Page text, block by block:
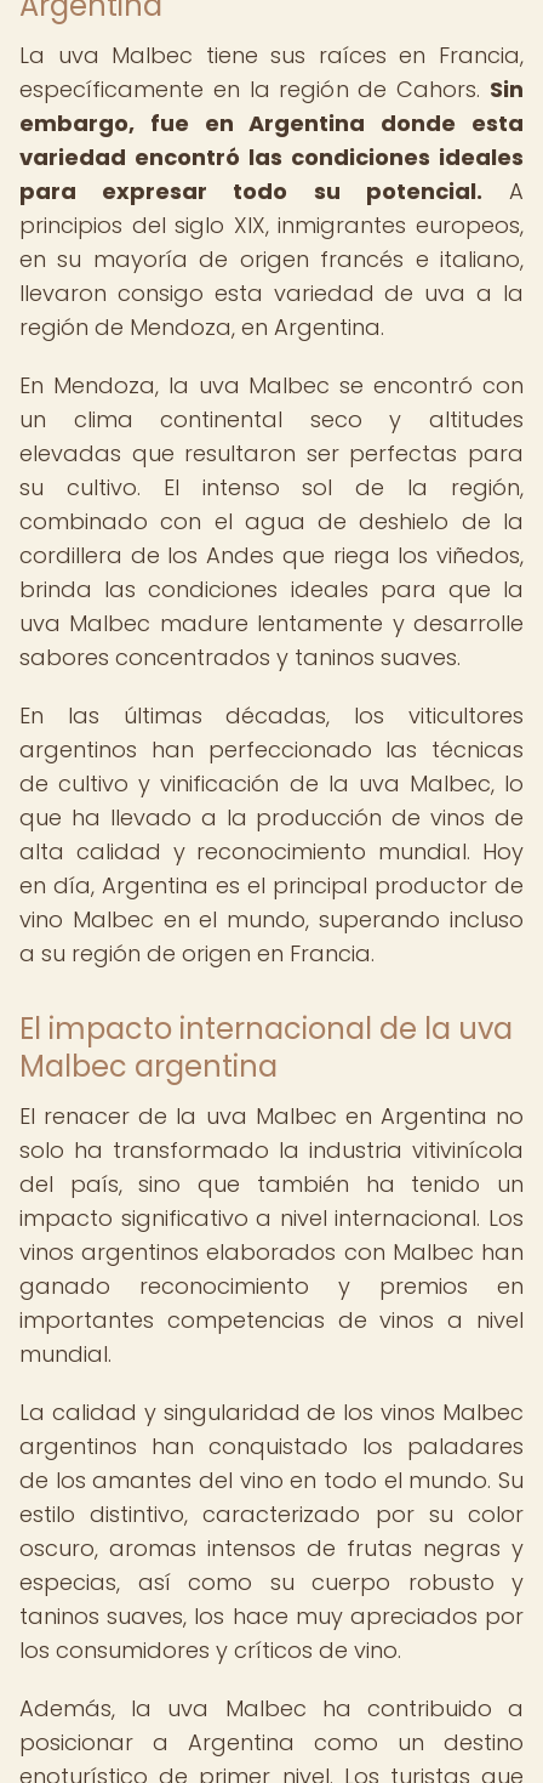
La uva Malbec tiene sus raíces en Francia,
específicamente en la región de Cahors. Sin
embargo, fue en Argentina donde esta
variedad encontró las condiciones ideales
para expresar todo su potencial. A
principios del siglo XIX, inmigrantes europeos,
en su mayoría de origen francés e italiano,
llevaron consigo esta variedad de uva a la
región de Mendoza, en Argentina.
En Mendoza, la uva Malbec se encontró con
un clima continental seco y altitudes
elevadas que resultaron ser perfectas para
su cultivo. El intenso sol de la región,
combinado con el agua de deshielo de la
cordillera de los Andes que riega los viñedos,
brinda las condiciones ideales para que la
uva Malbec madure lentamente y desarrolle
sabores concentrados y taninos suaves.
En las últimas décadas, los viticultores
argentinos han perfeccionado las técnicas
de cultivo y vinificación de la uva Malbec, lo
que ha llevado a la producción de vinos de
alta calidad y reconocimiento mundial. Hoy
en día, Argentina es el principal productor de
vino Malbec en el mundo, superando incluso
a su región de origen en Francia.
El impacto internacional de la uva
Malbec argentina
El renacer de la uva Malbec en Argentina no
solo ha transformado la industria vitivinícola
del país, sino que también ha tenido un
impacto significativo a nivel internacional. Los
vinos argentinos elaborados con Malbec han
ganado reconocimiento y premios en
importantes competencias de vinos a nivel
mundial.
La calidad y singularidad de los vinos Malbec
argentinos han conquistado los paladares
de los amantes del vino en todo el mundo. Su
estilo distintivo, caracterizado por su color
oscuro, aromas intensos de frutas negras y
especias, así como su cuerpo robusto y
taninos suaves, los hace muy apreciados por
los consumidores y críticos de vino.
Además, la uva Malbec ha contribuido a
posicionar a Argentina como un destino
enoturístico de primer nivel. Los turistas que